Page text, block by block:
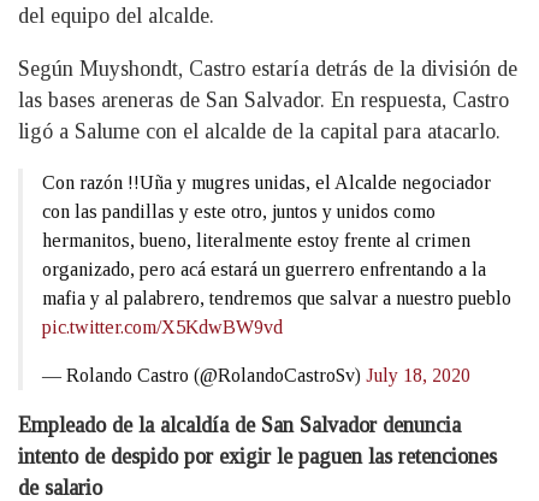
del equipo del alcalde.
Según Muyshondt, Castro estaría detrás de la división de
las bases areneras de San Salvador. En respuesta, Castro
ligó a Salume con el alcalde de la capital para atacarlo.
Con razón !!Uña y mugres unidas, el Alcalde negociador
con las pandillas y este otro, juntos y unidos como
hermanitos, bueno, literalmente estoy frente al crimen
organizado, pero acá estará un guerrero enfrentando a la
mafia y al palabrero, tendremos que salvar a nuestro pueblo
pic.twitter.com/X5KdwBW9vd
— Rolando Castro (@RolandoCastroSv) July 18, 2020
Empleado de la alcaldía de San Salvador denuncia
intento de despido por exigir le paguen las retenciones
de salario